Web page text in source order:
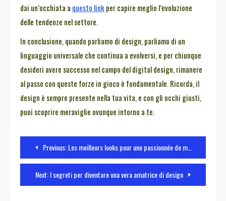
dai un’occhiata a questo linkper capire meglio l’evoluzione
delle tendenze nel settore.
In conclusione, quando parliamo di design, parliamo di un
linguaggio universale che continua a evolversi, e per chiunque
desideri avere successo nel campo del digital design, rimanere
al passo con queste forze in gioco è fondamentale. Ricorda, il
design è sempre presente nella tua vita, e con gli occhi giusti,
puoi scoprire meraviglie ovunque intorno a te.
Navigazione
articoli
Previous:Les meilleurs looks pour une passionnée de mode
Next:I segreti per diventare una vera amatrice di design